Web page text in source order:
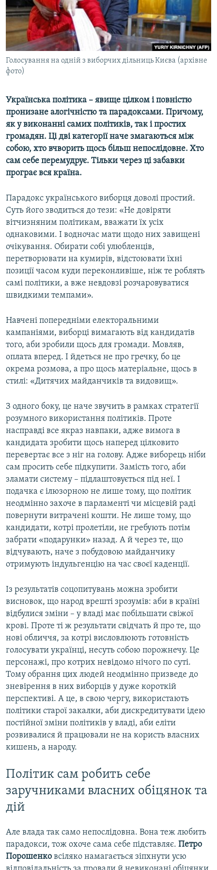
ВІДЕОУРОКИ «ELIFBE»
СВІДЧЕННЯ ОКУПАЦІЇ
УКРАЇНСЬКА ПРОБЛЕМА КРИМУ
ІНФОГРАФІКА
Русский
Qırımtatar
ДОЛУЧАЙСЯ!
Усі сайти RFE/RL
Голосування на одній з виборчих дільниць Києва (архівне
фото)
Українська політика – явище цілком і повністю
пронизане алогічністю та парадоксами. Причому,
як у виконанні самих політиків, так і простих
громадян. Ці дві категорії наче змагаються між
собою, хто вчворить щось більш непослідовне. Хто
сам себе перемудрує. Тільки через ці забавки
програє вся країна.
Парадокс українського виборця доволі простий.
Суть його зводиться до тези: «Не довіряти
вітчизняним політикам, вважати їх усіх
однаковими. І водночас мати щодо них завищені
очікування. Обирати собі улюбленців,
перетворювати на кумирів, відстоювати їхні
позиції часом куди переконливіше, ніж те роблять
самі політики, а вже невдовзі розчаровуватися
швидкими темпами».
Навчені попередніми електоральними
кампаніями, виборці вимагають від кандидатів
того, аби зробили щось для громади. Мовляв,
оплата вперед. І йдеться не про гречку, бо це
окрема розмова, а про щось матеріальне, щось в
стилі: «Дитячих майданчиків та видовищ».
З одного боку, це наче звучить в рамках стратегії
розумного використання політиків. Проте
насправді все якраз навпаки, адже вимога в
кандидата зробити щось наперед цілковито
перевертає все з ніг на голову. Адже виборець ніби
сам просить себе підкупити. Замість того, аби
зламати систему – підлаштовується під неї. І
подачка є ілюзорною не лише тому, що політик
неодмінно захоче в парламенті чи місцевій раді
повернути витрачені кошти. Не лише тому, що
кандидати, котрі пролетіли, не гребують потім
забрати «подарунки» назад. А й через те, що
відчувають, наче з побудовою майданчику
отримують індульгенцію на час своєї каденції.
Із результатів соцопитувань можна зробити
висновок, що народ врешті зрозумів: аби в країні
відбулися зміни – у владі має побільшати свіжої
крові. Проте ті ж результати свідчать й про те, що
нові обличчя, за котрі висловлюють готовність
голосувати українці, несуть собою порожнечу. Це
персонажі, про котрих невідомо нічого по суті.
Тому обрання цих людей неодмінно призведе до
зневірення в них виборців у дуже короткій
перспективі. А це, в свою чергу, використають
політики старої закалки, аби дискредитувати ідею
постійної зміни політиків у владі, аби еліти
розвивалися й працювали не на користь власних
кишень, а народу.
Політик сам робить себе
заручниками власних обіцянок та
дій
Але влада так само непослідовна. Вона теж любить
парадокси, тож охоче сама себе підставляє. Петро
Порошенко всіляко намагається зіпхнути усю